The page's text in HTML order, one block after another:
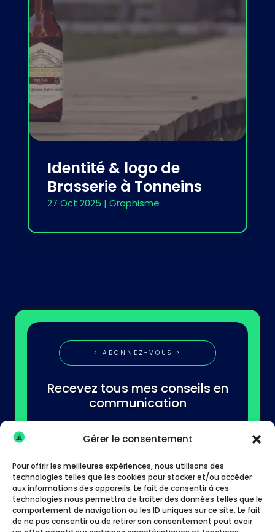
Gérer le consentement
Pour offrir les meilleures expériences, nous utilisons des
technologies telles que les cookies pour stocker et/ou accéder
aux informations des appareils. Le fait de consentir à ces
technologies nous permettra de traiter des données telles que le
comportement de navigation ou les ID uniques sur ce site. Le fait
de ne pas consentir ou de retirer son consentement peut avoir
Identité & logo de
Brasserie à Tonneins
27 Oct 2025 | Graphisme
< ABONNEZ-VOUS >
Recevez tous mes conseils en
communication
S'abonner